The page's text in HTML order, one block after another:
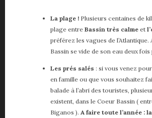
La plage ! Plusieurs centaines de
plage entre Bassin très calme et
préférez les vagues de l’Atlantique.
Bassin se vide de son eau deux fois
Les prés salés : si vous venez
en famille ou que vous souhaitez
balade à l’abri des touristes,
existent, dans le Coeur Bassin (
Biganos ). A faire toute l’année :